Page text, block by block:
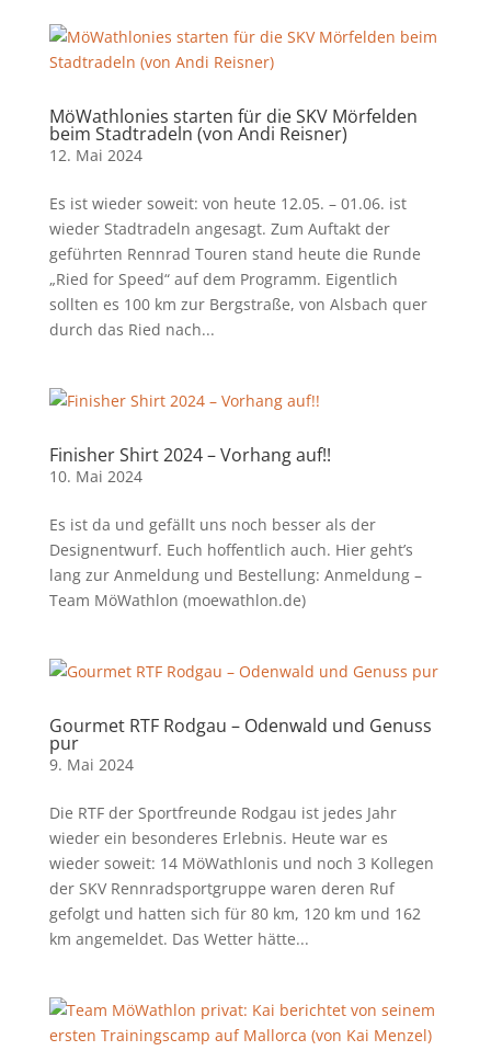
MöWathlonies starten für die SKV Mörfelden
beim Stadtradeln (von Andi Reisner)
12. Mai 2024
Es ist wieder soweit: von heute 12.05. – 01.06. ist
wieder Stadtradeln angesagt. Zum Auftakt der
geführten Rennrad Touren stand heute die Runde
„Ried for Speed“ auf dem Programm. Eigentlich
sollten es 100 km zur Bergstraße, von Alsbach quer
durch das Ried nach...
Finisher Shirt 2024 – Vorhang auf!!
10. Mai 2024
Es ist da und gefällt uns noch besser als der
Designentwurf. Euch hoffentlich auch. Hier geht’s
lang zur Anmeldung und Bestellung: Anmeldung –
Team MöWathlon (moewathlon.de)
Gourmet RTF Rodgau – Odenwald und Genuss
pur
9. Mai 2024
Die RTF der Sportfreunde Rodgau ist jedes Jahr
wieder ein besonderes Erlebnis. Heute war es
wieder soweit: 14 MöWathlonis und noch 3 Kollegen
der SKV Rennradsportgruppe waren deren Ruf
gefolgt und hatten sich für 80 km, 120 km und 162
km angemeldet. Das Wetter hätte...